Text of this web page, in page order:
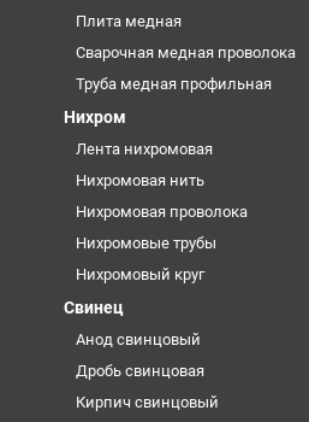
Плита медная
Сварочная медная проволока
Труба медная профильная
Нихром
Лента нихромовая
Нихромовая нить
Нихромовая проволока
Нихромовые трубы
Нихромовый круг
Свинец
Анод свинцовый
Дробь свинцовая
Кирпич свинцовый